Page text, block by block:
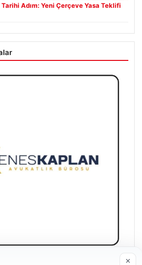
Adım: Yeni Çerçeve Yasa Teklifi
×